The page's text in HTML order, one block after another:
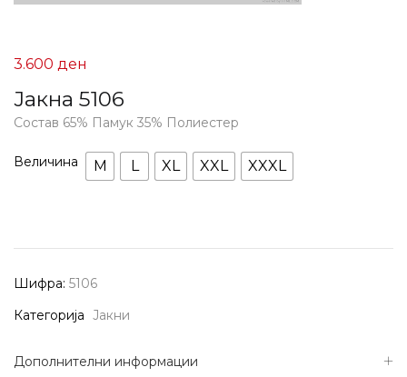
Јакна 5106
3.600 ден
Состав 65% Памук 35% Полиестер
Величина M L XL XXL XXXL
Шифра: 5106
Категорија Јакни
Дополнителни информации